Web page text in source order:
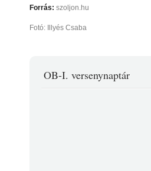
Forrás: szoljon.hu
Fotó: Illyés Csaba
OB-I. versenynaptár